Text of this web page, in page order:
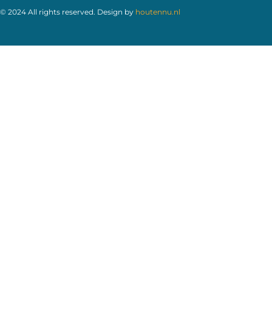
© 2024 All rights reserved. Design by houtennu.nl